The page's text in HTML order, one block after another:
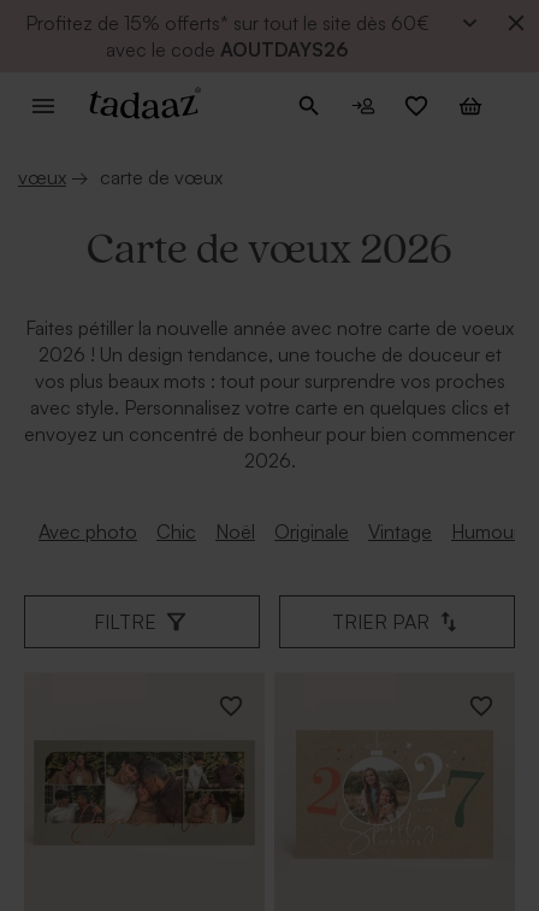
Profitez de 15% offerts* sur tout le site dès 60€
avec le code AOUTDAYS26
vœux → carte de vœux
Carte de vœux 2026
Faites pétiller la nouvelle année avec notre carte de voeux
2026 ! Un design tendance, une touche de douceur et
vos plus beaux mots : tout pour surprendre vos proches
avec style. Personnalisez votre carte en quelques clics et
envoyez un concentré de bonheur pour bien commencer
2026.
Avec photo Chic Noël Originale Vintage Humour
FILTRE TRIER PAR